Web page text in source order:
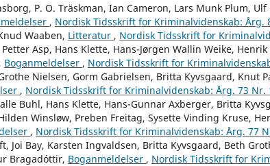
P. O. Träskman, Ian Cameron, Lars Munk Plum,
, Nordisk Tidsskrift for Kriminalvidenskab: Årg.
Waaben, Litteratur , Nordisk Tidsskrift for
Asp, Hans Klette, Hans-Jørgen Wallin Weike,
Boganmeldelser , Nordisk Tidsskrift for
Nielsen, Gorm Gabrielsen, Britta Kyvsgaard, Knut
, Nordisk Tidsskrift for Kriminalvidenskab: Årg. 73 Nr.
Buhl, Hans Klette, Hans-Gunnar Axberger, Britta
Winsløw, Preben Freitag, Sysette Vinding Kruse,
, Nordisk Tidsskrift for Kriminalvidenskab: Årg. 77
Joi Bay, Karsten Ingvaldsen, Britta Kyvsgaard, Beth
Bragadóttir, Boganmeldelser , Nordisk Tidsskrift for